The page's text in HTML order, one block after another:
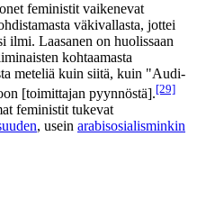
feministit vaikenevat
väkivallasta, jottei
ilmi. Laasanen on huolissaan
kohtaamasta
meteliä kuin siitä, kuin "Audi-
[toimittajan pyynnöstä].[29]
feministit tukevat
, usein arabisosialisminkin